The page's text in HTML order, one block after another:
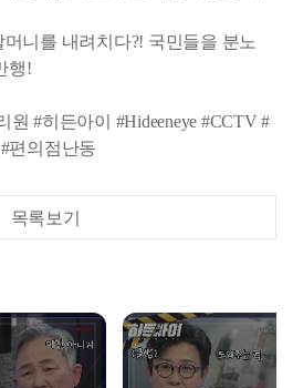
니를 내려치다?! 국민들을 분노
행!
원 #히든아이 #Hideeneye #CCTV #
편의점난동
목록보기